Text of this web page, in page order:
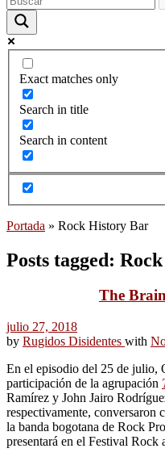
Exact matches only
Search in title
Search in content
Portada » Rock History Bar
Posts tagged:
The
julio 27, 2018
by Rugidos Disidentes with
En el episodio del 25 de julio,
participación de la agrupación
Ramírez y John Jairo
respectivamente, conversaron
la banda bogotana de Rock
presentará en el Festival Rock